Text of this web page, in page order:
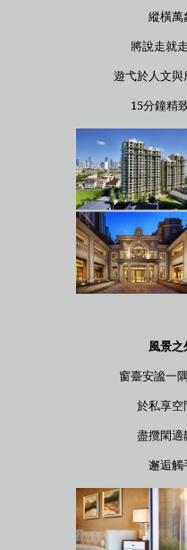
縱橫萬
將說走就
遊弋於人文
15分鐘精
風景
窗臺安謐一
於私享空
盡攬閑適
邂逅觸